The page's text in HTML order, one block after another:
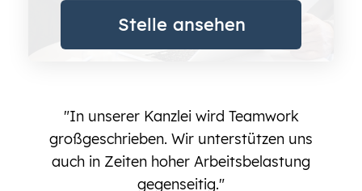
Stelle ansehen
"In unserer Kanzlei wird Teamwork
großgeschrieben. Wir unterstützen uns
auch in Zeiten hoher Arbeitsbelastung
gegenseitig."